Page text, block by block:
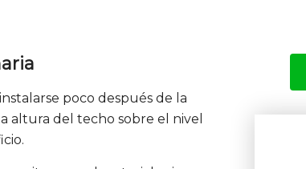
poco después de la
altura del techo sobre el nivel